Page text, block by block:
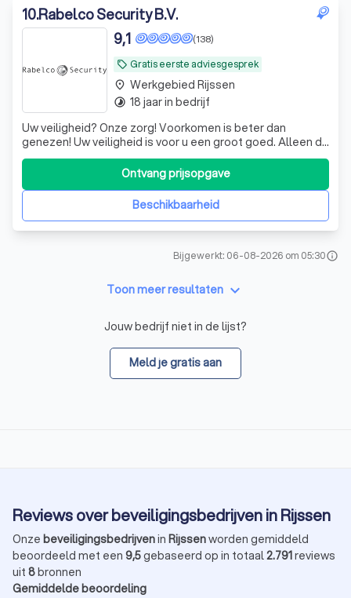
10.Rabelco Security B.V.
local_offer Gratis eerste adviesgesprek
(138)
9,1
Uw veiligheid? Onze zorg! Voorkomen is beter dan
genezen! Uw veiligheid is voor u een groot goed. Alleen de
ramen en deuren sluiten is tegenwoordig niet meer
voldoende, betrouwbare inbraakbeveiliging is een must! Er
zijn natuurlijk veel verschillende beveiligingsmethoden, wij
geven u graag advies oBeschikbaarheid
Ontvang prijsopgave
place Werkgebied Rijssen
timelapse 18 jaar in bedrijf
Bijgewerkt: 06-08-2026 om 05:30info
Toon meer resultaten keyboard_arrow_down
Jouw bedrijf niet in de lijst?
Meld je gratis aan
Reviews over beveiligingsbedrijven in Rijssen
Onze beveiligingsbedrijvenin Rijssenworden gemiddeld
beoordeeld met een 9,5gebaseerd op in totaal2.791reviews
uit 8bronnen
Gemiddelde beoordeling